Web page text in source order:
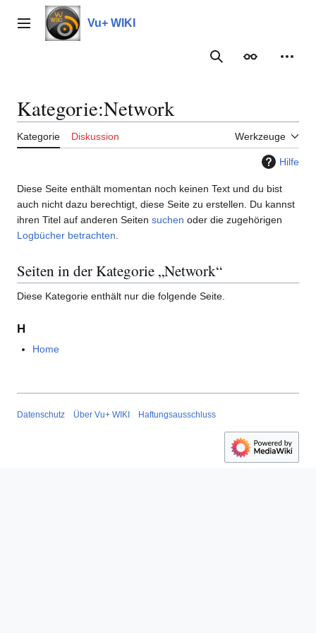
Inhalt
springenHauptmenü Vu+ WIKI
Suche
Kategorie:Network
Kategorie Diskussion Werkzeuge
Hilfe
Diese Seite enthält momentan noch keinen Text und du bist
auch nicht dazu berechtigt, diese Seite zu erstellen. Du kannst
ihren Titel auf anderen Seiten suchen oder die zugehörigen
Logbücher betrachten
Seiten in der Kategorie „Network“
Diese Kategorie enthält nur die folgende Seite.
H
Home
Datenschutz Über Vu+ WIKI Haftungsausschluss